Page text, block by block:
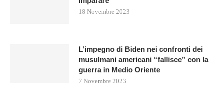
18 Novembre 2023
L’impegno di Biden nei confronti dei
musulmani americani “fallisce” con la
guerra in Medio Oriente
7 Novembre 2023